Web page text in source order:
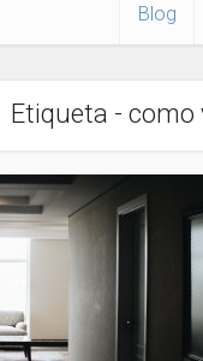
Blog
Etiqueta - como